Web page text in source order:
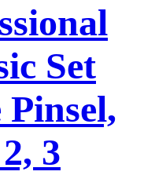
Set
Pinsel,
3